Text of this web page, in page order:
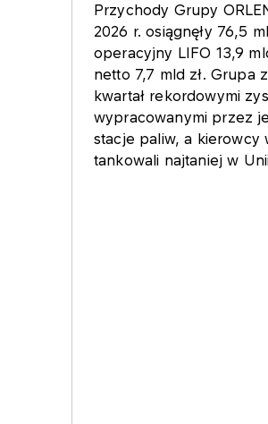
Przychody Grupy
2026 r. osiągnęły 76,5
operacyjny LIFO 13,9
netto 7,7 mld zł. Grupa
kwartał rekordowymi
wypracowanymi przez
stacje paliw, a kierowcy
tankowali najtaniej w